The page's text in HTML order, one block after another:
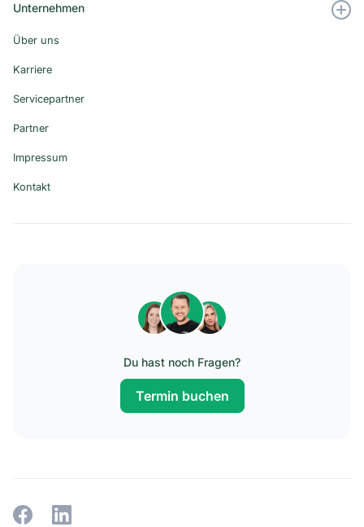
Unternehmen
Über uns
Karriere
Servicepartner
Partner
Impressum
Kontakt
Du hast noch Fragen?
Termin buchen